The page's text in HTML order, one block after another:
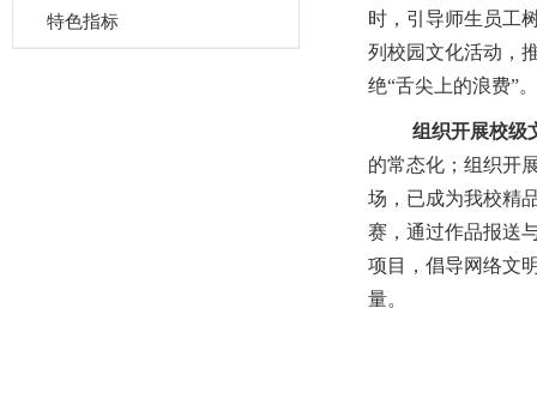
特色指标
时，引导师生员工
列校园文化活动，
绝“舌尖上的浪费”。
组织开展校级
的常态化；组织开
场，已成为我校精
赛，通过作品报送
项目，倡导网络文
量。